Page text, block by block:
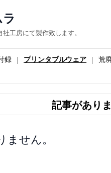
工房にて製作致します。
録 プリンタブルウェア 荒
記事があり
せん。